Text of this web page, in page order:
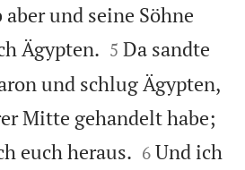
aber und seine Söhne
Ägypten. 

5 Da sandte
und schlug Ägypten,
Mitte gehandelt habe;
euch heraus. 

6 Und ich